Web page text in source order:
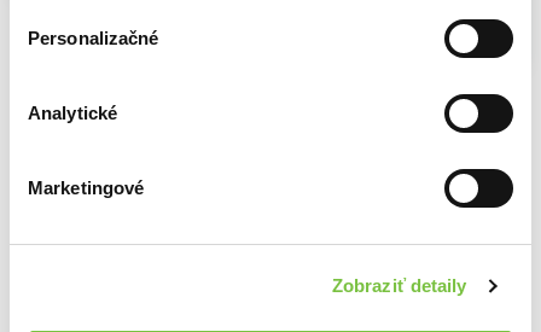
Personalizačné
Analytické
Marketingové
Zobraziť detaily
Marta Galewska-Kustra
Na sklade
6,90€
Ďalšie z kategórie Rozprávkové knihy pre